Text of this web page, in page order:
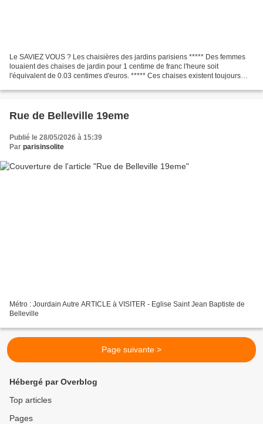
Le SAVIEZ VOUS ? Les chaisières des jardins parisiens ***** Des femmes
louaient des chaises de jardin pour 1 centime de franc l'heure soit
l'équivalent de 0.03 centimes d'euros. ***** Ces chaises existent toujours
Rue de Belleville 19eme
Publié le 28/05/2026 à 15:39
Par parisinsolite
Métro : Jourdain Autre ARTICLE à VISITER - Eglise Saint Jean Baptiste de
Belleville
Page suivante >
Hébergé par Overblog
Top articles
Pages